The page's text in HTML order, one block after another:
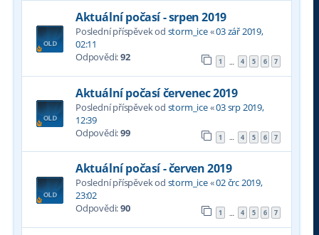
Aktuální počasí - srpen 2019
Poslední příspěvek od storm_ice«03 zář 2019,
02:11
Odpovědi:92 1 … 4 5 6 7
Aktuální počasí červenec 2019
Poslední příspěvek od storm_ice«03 srp 2019,
12:39
Odpovědi:99 1 … 4 5 6 7
Aktuální počasí - červen 2019
Poslední příspěvek od storm_ice«02 črc 2019,
23:02
Odpovědi:90 1 4 5 6 7